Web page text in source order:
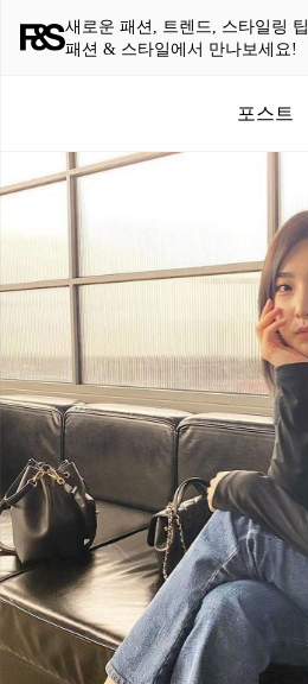
새로운 패션, 트렌드, 스타일링 팁
패션 & 스타일에서 만나보세요!
포스트